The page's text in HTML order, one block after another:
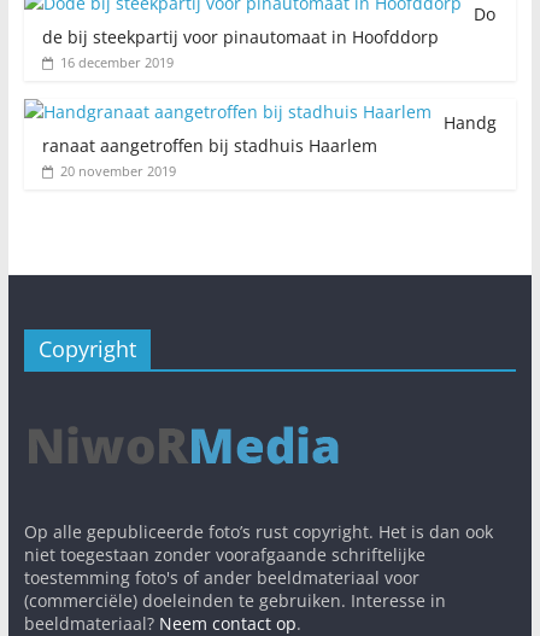
Do
de bij steekpartij voor pinautomaat in Hoofddorp
16 december 2019
Handg
ranaat aangetroffen bij stadhuis Haarlem
20 november 2019
Copyright
Op alle gepubliceerde foto’s rust copyright. Het is dan ook
niet toegestaan zonder voorafgaande schriftelijke
toestemming foto's of ander beeldmateriaal voor
(commerciële) doeleinden te gebruiken. Interesse in
beeldmateriaal? Neem contact op.